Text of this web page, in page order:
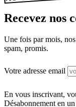
Recevez nos
Une fois par mois,
spam, promis.
Votre adresse email
En vous inscrivant,
Désabonnement en